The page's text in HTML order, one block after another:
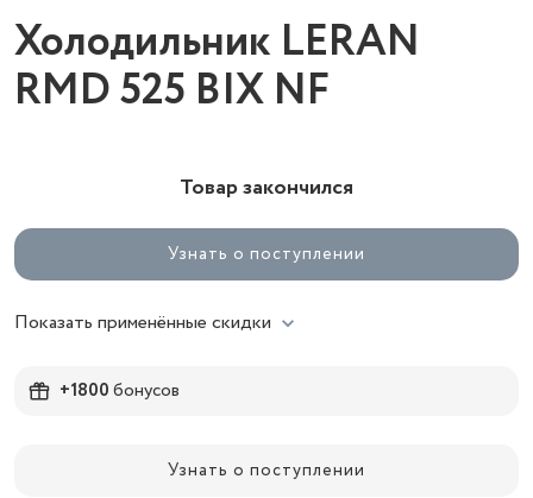
Холодильник LERAN
RMD 525 BIX NF
Товар закончился
Узнать о поступлении
Показать применённые скидки
+1800бонусов
Узнать о поступлении